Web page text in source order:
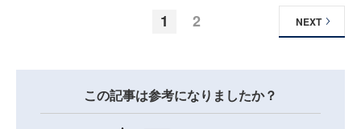
1 2 NEXT
この記事は参考になりましたか？